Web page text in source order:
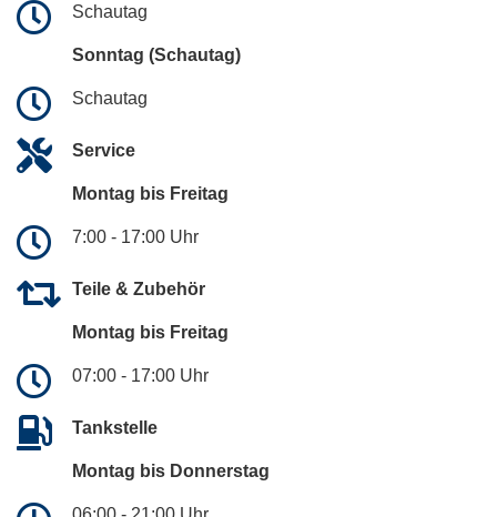
Schautag
Sonntag (Schautag)
Schautag
Service
Montag bis Freitag
7:00 - 17:00 Uhr
Teile & Zubehör
Montag bis Freitag
07:00 - 17:00 Uhr
Tankstelle
Montag bis Donnerstag